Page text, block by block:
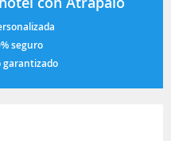
seguro
garantizado